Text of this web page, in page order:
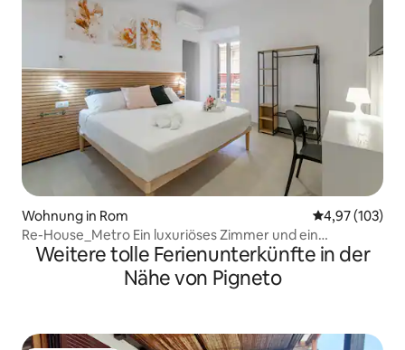
Wohnung in Rom
4,97 (103)
Re-House_Metro Ein luxuriöses Zimmer und ein
Willkommensgeschenk
Weitere tolle Ferienunterkünfte in der
Nähe von Pigneto